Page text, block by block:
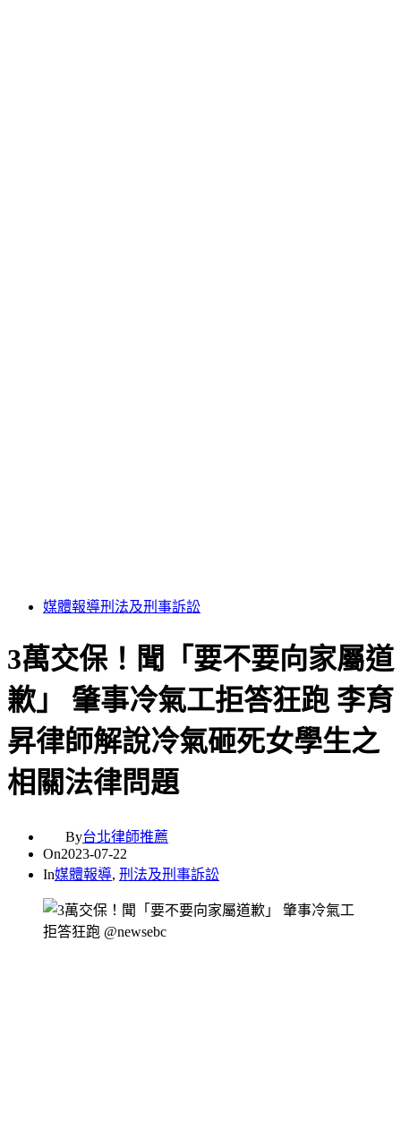
媒體報導刑法及刑事訴訟
3萬交保！聞「要不要向家屬道
歉」 肇事冷氣工拒答狂跑 李育
昇律師解說冷氣砸死女學生之
相關法律問題
By台北律師推薦
On2023-07-22
In媒體報導, 刑法及刑事訴訟